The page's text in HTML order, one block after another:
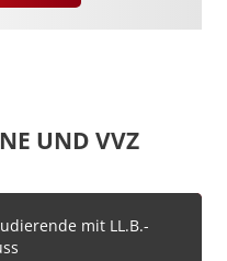
UND VVZ
mit LL.B.-